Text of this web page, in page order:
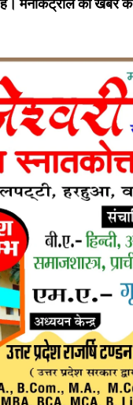
हैं। मनीकंट्रोल की